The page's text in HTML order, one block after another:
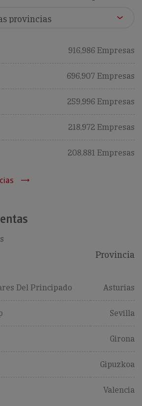
916,986 Empresas
696,907 Empresas
259,996 Empresas
218,972 Empresas
208,881 Empresas
Provincia
Del Principado Asturias
Sevilla
Girona
Gipuzkoa
Valencia